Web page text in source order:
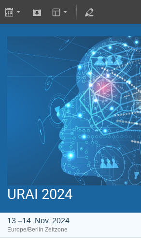
URAI 2024
13.–14. Nov. 2024
Europe/Berlin Zeitzone